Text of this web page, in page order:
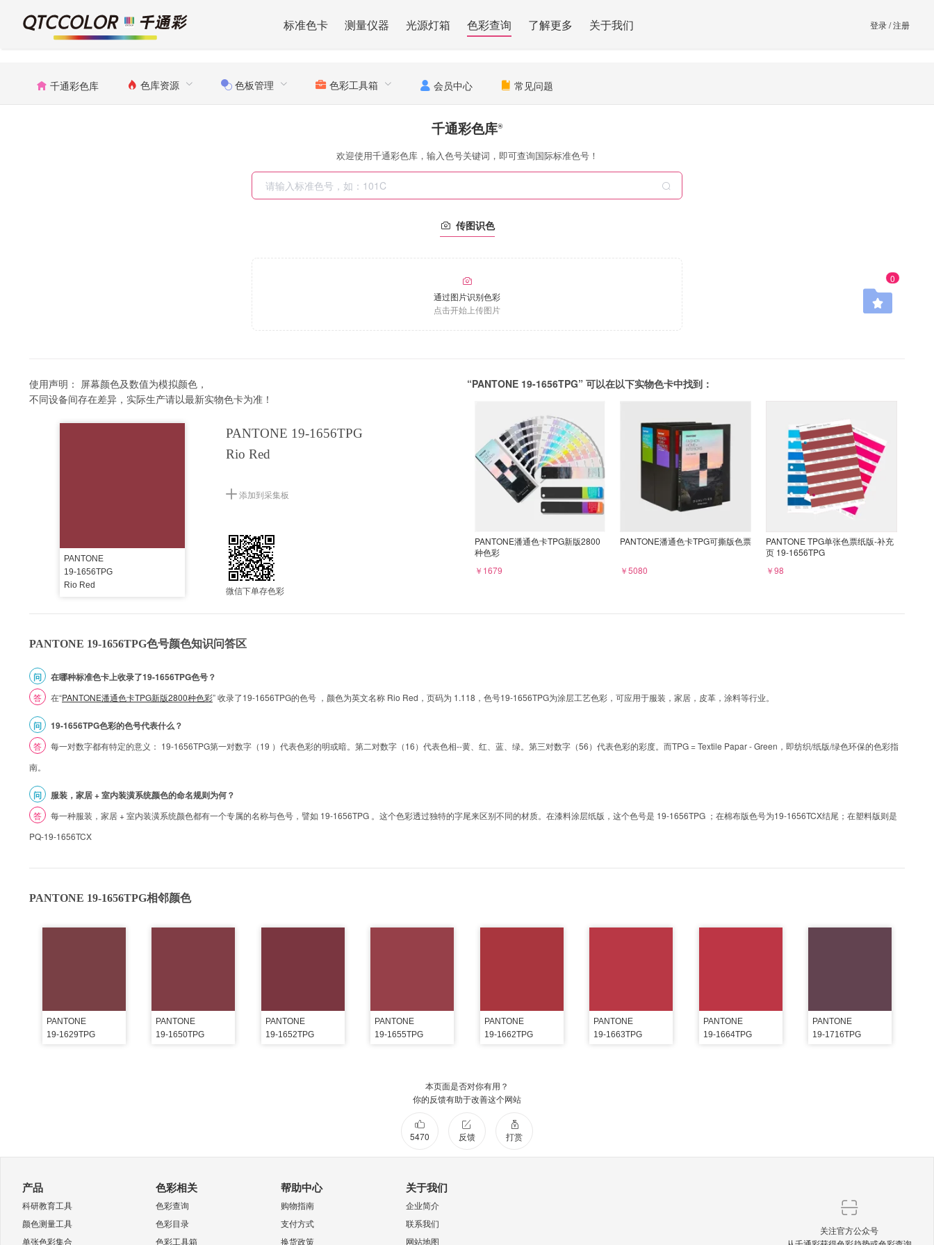
标准色卡 测量仪器 光源灯箱 色彩查询 了解更多 关于我们 登录/注册
千通彩色库 色库资源 色板管理 色彩工具箱 会员中心 常见问题
0
千通彩色库®
欢迎使用千通彩色库，输入色号关键词，即可查询国际标准色号！
传图识色
通过图片识别色彩
点击开始上传图片
使用声明： 屏幕颜色及数值为模拟颜色，
不同设备间存在差异，实际生产请以最新实物色卡为准！
PANTONE
19-1656TPG
Rio Red
PANTONE 19-1656TPG
Rio Red
添加到采集板
微信下单存色彩
“PANTONE 19-1656TPG” 可以在以下实物色卡中找到：
PANTONE潘通色卡TPG新版2800
种色彩
￥1679
PANTONE潘通色卡TPG可撕版色票
￥5080
PANTONE TPG单张色票纸版-补充
页 19-1656TPG
￥98
PANTONE 19-1656TPG色号颜色知识问答区
问 在哪种标准色卡上收录了19-1656TPG色号？
答 在“PANTONE潘通色卡TPG新版2800种色彩” 收录了19-1656TPG的色号 ，颜色为英文名称 Rio Red，页码为 1.118，色号19-1656TPG为涂层工艺色彩，可应用于服装，家居，皮革，涂料等行业。
问 19-1656TPG色彩的色号代表什么？
答
每一对数字都有特定的意义： 19-1656TPG第一对数字（19 ）代表色彩的明或暗。第二对数字（16）代表色相--黄、红、蓝、绿。第三对数字（56）代表色彩的彩度。而TPG = Textile Papar - Green，即纺织/纸版/绿色环保的色彩指
南。
问 服装，家居 + 室内装潢系统颜色的命名规则为何？
答
每一种服装，家居 + 室内装潢系统颜色都有一个专属的名称与色号，譬如 19-1656TPG 。这个色彩透过独特的字尾来区别不同的材质。在漆料涂层纸版，这个色号是 19-1656TPG ；在棉布版色号为19-1656TCX结尾；在塑料版则是
PQ-19-1656TCX
PANTONE 19-1656TPG相邻颜色
PANTONE
19-1629TPG
PANTONE
19-1650TPG
PANTONE
19-1652TPG
PANTONE
19-1655TPG
PANTONE
19-1662TPG
PANTONE
19-1663TPG
PANTONE
19-1664TPG
PANTONE
19-1716TPG
本页面是否对你有用？
你的反馈有助于改善这个网站
5470 反馈 打赏
产品
科研教育工具
颜色测量工具
单张色彩集合
色彩相关
色彩查询
色彩目录
色彩工具箱
帮助中心
购物指南
支付方式
换货政策
关于我们
企业简介
联系我们
网站地图
关注官方公众号